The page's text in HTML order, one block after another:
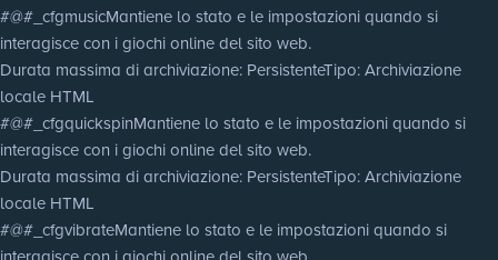
#@#_cfgmusicMantiene lo stato e le impostazioni quando si
interagisce con i giochi online del sito web.
Durata massima di archiviazione: PersistenteTipo: Archiviazione
locale HTML
#@#_cfgquickspinMantiene lo stato e le impostazioni quando si
interagisce con i giochi online del sito web.
Durata massima di archiviazione: PersistenteTipo: Archiviazione
locale HTML
#@#_cfgvibrateMantiene lo stato e le impostazioni quando si